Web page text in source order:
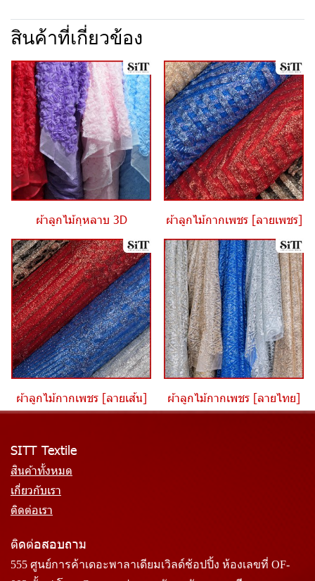
สินค้าที่เกี่ยวข้อง
ผ้าลูกไม้กุหลาบ 3D ผ้าลูกไม้กากเพชร [ลายเพชร]
ผ้าลูกไม้กากเพชร [ลายเส้น] ผ้าลูกไม้กากเพชร [ลายไทย]
SITT Textile
สินค้าทั้งหมด
เกี่ยวกับเรา
ติดต่อเรา
ติดต่อสอบถาม
555 ศูนย์การค้าเดอะพาลาเดียมเวิลด์ช้อปปิ้ง ห้องเลขที่ OF-